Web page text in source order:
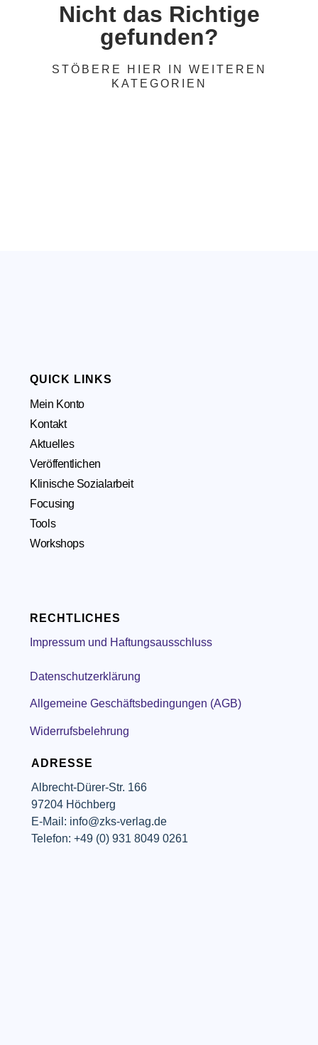
Nicht das Richtige
gefunden?
STÖBERE HIER IN WEITEREN
KATEGORIEN
ADRESSE
Albrecht-Dürer-Str. 166
97204 Höchberg
E-Mail: info@zks-verlag.de
Telefon: +49 (0) 931 8049 0261
RECHTLICHES
Impressum und Haftungsausschluss
Datenschutzerklärung
Allgemeine Geschäftsbedingungen (AGB)
Widerrufsbelehrung
QUICK LINKS
Mein Konto
Kontakt
Aktuelles
Veröffentlichen
Klinische Sozialarbeit
Focusing
Tools
Workshops